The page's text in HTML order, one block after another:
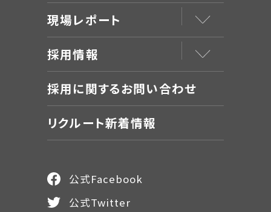
現場レポート
採用情報
採用に関するお問い合わせ
リクルート新着情報
公式Facebook
公式Twitter